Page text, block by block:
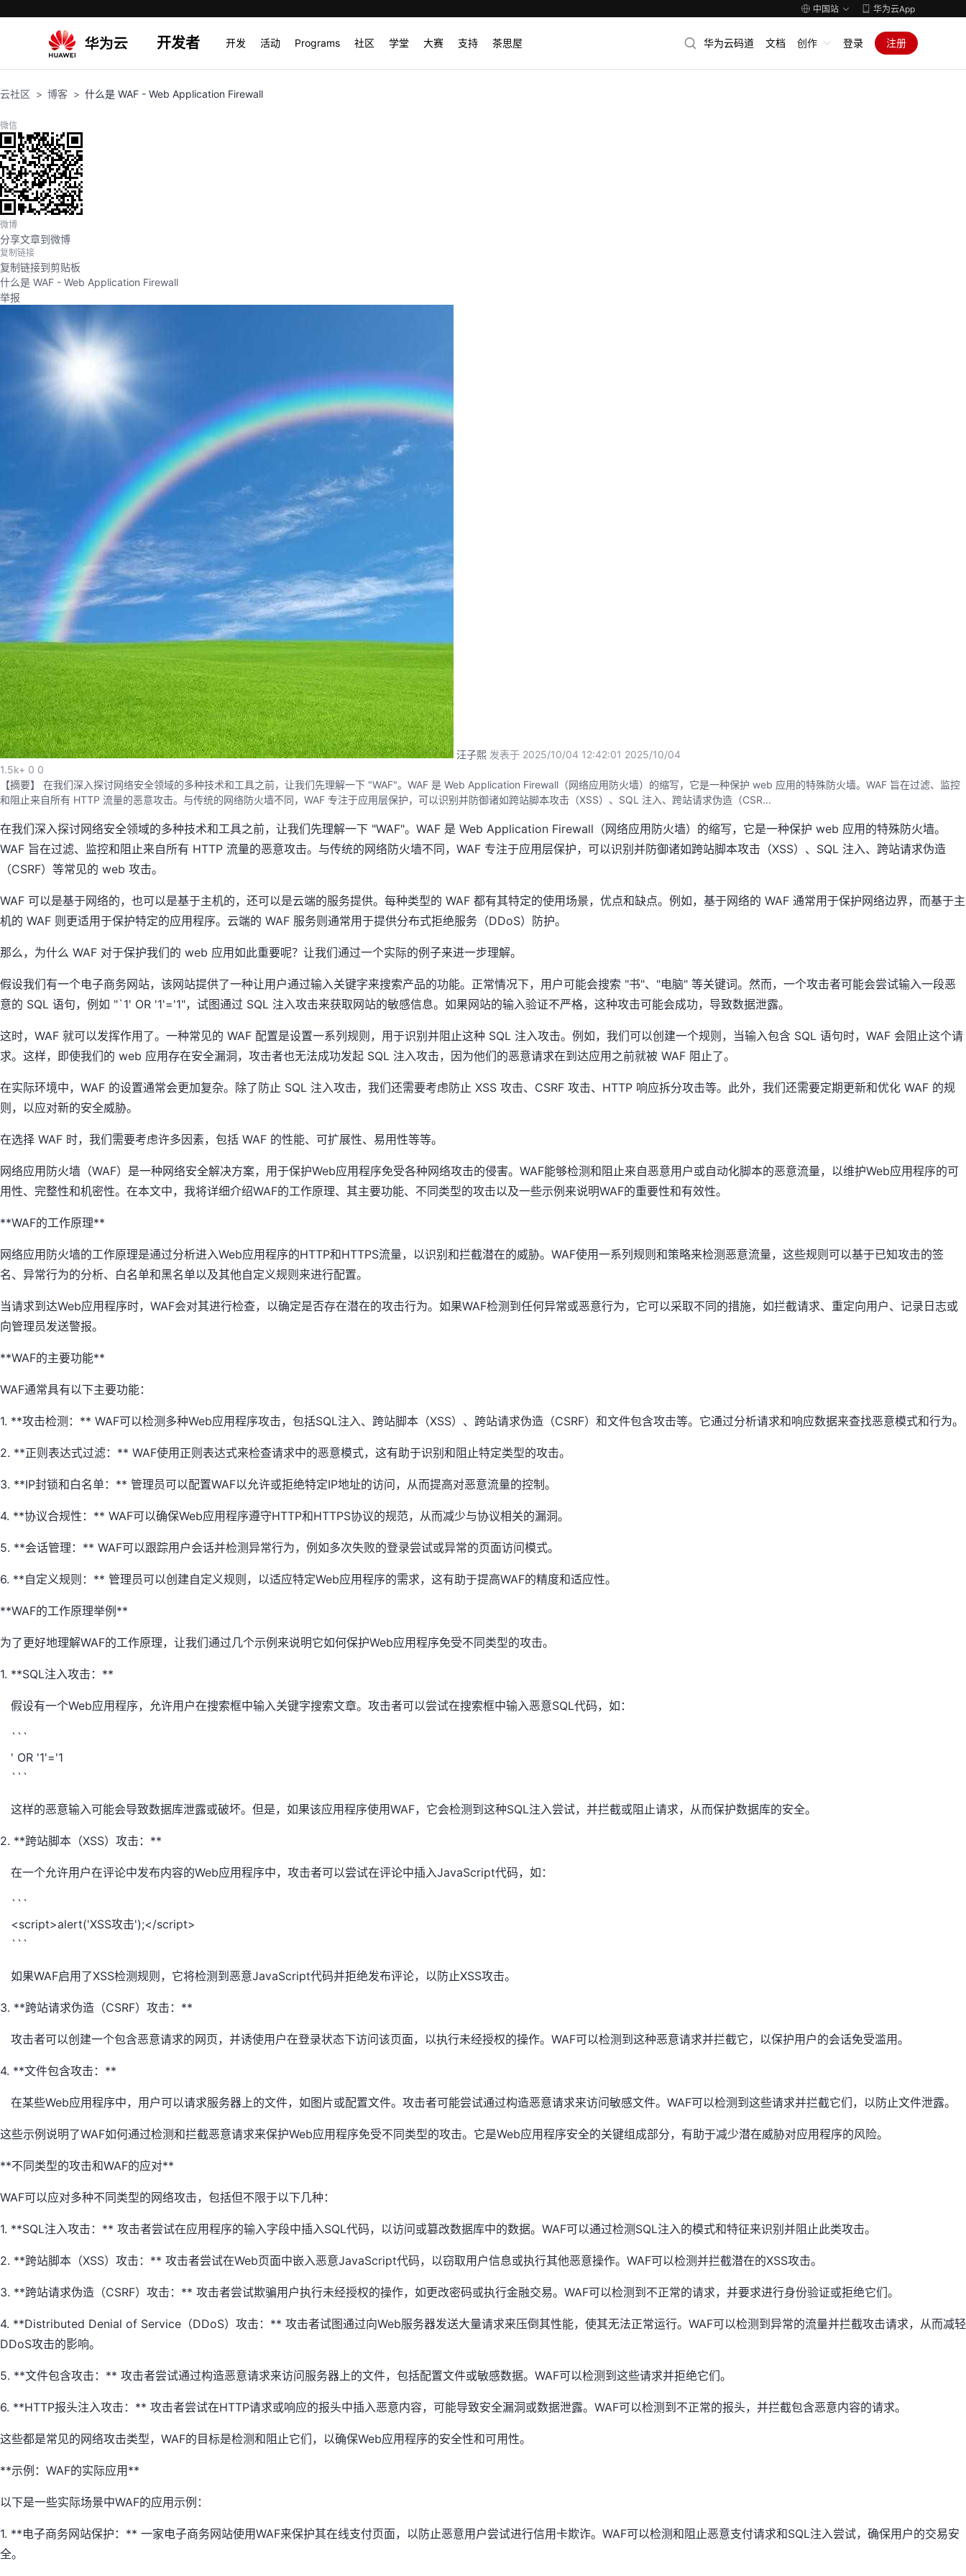
中国站 华为云App
开发者 开发 活动 Programs 社区 学堂 大赛 支持 茶思屋 华为云码道 文档 创作 登录 注册
云社区 博客 什么是 WAF - Web Application Firewall
微信
微博
分享文章到微博
复制链接
复制链接到剪贴板
什么是 WAF - Web Application Firewall
举报
汪子熙 发表于 2025/10/04 12:42:01 2025/10/04
1.5k+ 0 0
【摘要】 在我们深入探讨网络安全领域的多种技术和工具之前，让我们先理解一下 "WAF"。WAF 是 Web Application Firewall（网络应用防火墙）的缩写，它是一种保护 web 应用的特殊防火墙。WAF 旨在过滤、监控
和阻止来自所有 HTTP 流量的恶意攻击。与传统的网络防火墙不同，WAF 专注于应用层保护，可以识别并防御诸如跨站脚本攻击（XSS）、SQL 注入、跨站请求伪造（CSR...
在我们深入探讨网络安全领域的多种技术和工具之前，让我们先理解一下 "WAF"。WAF 是 Web Application Firewall（网络应用防火墙）的缩写，它是一种保护 web 应用的特殊防火墙。
WAF 旨在过滤、监控和阻止来自所有 HTTP 流量的恶意攻击。与传统的网络防火墙不同，WAF 专注于应用层保护，可以识别并防御诸如跨站脚本攻击（XSS）、SQL 注入、跨站请求伪造
（CSRF）等常见的 web 攻击。
WAF 可以是基于网络的，也可以是基于主机的，还可以是云端的服务提供。每种类型的 WAF 都有其特定的使用场景，优点和缺点。例如，基于网络的 WAF 通常用于保护网络边界，而基于主
机的 WAF 则更适用于保护特定的应用程序。云端的 WAF 服务则通常用于提供分布式拒绝服务（DDoS）防护。
那么，为什么 WAF 对于保护我们的 web 应用如此重要呢？让我们通过一个实际的例子来进一步理解。
假设我们有一个电子商务网站，该网站提供了一种让用户通过输入关键字来搜索产品的功能。正常情况下，用户可能会搜索 "书"、"电脑" 等关键词。然而，一个攻击者可能会尝试输入一段恶
意的 SQL 语句，例如 "`1' OR '1'='1"，试图通过 SQL 注入攻击来获取网站的敏感信息。如果网站的输入验证不严格，这种攻击可能会成功，导致数据泄露。
这时，WAF 就可以发挥作用了。一种常见的 WAF 配置是设置一系列规则，用于识别并阻止这种 SQL 注入攻击。例如，我们可以创建一个规则，当输入包含 SQL 语句时，WAF 会阻止这个请
求。这样，即使我们的 web 应用存在安全漏洞，攻击者也无法成功发起 SQL 注入攻击，因为他们的恶意请求在到达应用之前就被 WAF 阻止了。
在实际环境中，WAF 的设置通常会更加复杂。除了防止 SQL 注入攻击，我们还需要考虑防止 XSS 攻击、CSRF 攻击、HTTP 响应拆分攻击等。此外，我们还需要定期更新和优化 WAF 的规
则，以应对新的安全威胁。
在选择 WAF 时，我们需要考虑许多因素，包括 WAF 的性能、可扩展性、易用性等等。
网络应用防火墙（WAF）是一种网络安全解决方案，用于保护Web应用程序免受各种网络攻击的侵害。WAF能够检测和阻止来自恶意用户或自动化脚本的恶意流量，以维护Web应用程序的可
用性、完整性和机密性。在本文中，我将详细介绍WAF的工作原理、其主要功能、不同类型的攻击以及一些示例来说明WAF的重要性和有效性。
**WAF的工作原理**
网络应用防火墙的工作原理是通过分析进入Web应用程序的HTTP和HTTPS流量，以识别和拦截潜在的威胁。WAF使用一系列规则和策略来检测恶意流量，这些规则可以基于已知攻击的签
名、异常行为的分析、白名单和黑名单以及其他自定义规则来进行配置。
当请求到达Web应用程序时，WAF会对其进行检查，以确定是否存在潜在的攻击行为。如果WAF检测到任何异常或恶意行为，它可以采取不同的措施，如拦截请求、重定向用户、记录日志或
向管理员发送警报。
**WAF的主要功能**
WAF通常具有以下主要功能：
1. **攻击检测：** WAF可以检测多种Web应用程序攻击，包括SQL注入、跨站脚本（XSS）、跨站请求伪造（CSRF）和文件包含攻击等。它通过分析请求和响应数据来查找恶意模式和行为。
2. **正则表达式过滤：** WAF使用正则表达式来检查请求中的恶意模式，这有助于识别和阻止特定类型的攻击。
3. **IP封锁和白名单：** 管理员可以配置WAF以允许或拒绝特定IP地址的访问，从而提高对恶意流量的控制。
4. **协议合规性：** WAF可以确保Web应用程序遵守HTTP和HTTPS协议的规范，从而减少与协议相关的漏洞。
5. **会话管理：** WAF可以跟踪用户会话并检测异常行为，例如多次失败的登录尝试或异常的页面访问模式。
6. **自定义规则：** 管理员可以创建自定义规则，以适应特定Web应用程序的需求，这有助于提高WAF的精度和适应性。
**WAF的工作原理举例**
为了更好地理解WAF的工作原理，让我们通过几个示例来说明它如何保护Web应用程序免受不同类型的攻击。
1. **SQL注入攻击：**
假设有一个Web应用程序，允许用户在搜索框中输入关键字搜索文章。攻击者可以尝试在搜索框中输入恶意SQL代码，如：
```
' OR '1'='1
```
这样的恶意输入可能会导致数据库泄露或破坏。但是，如果该应用程序使用WAF，它会检测到这种SQL注入尝试，并拦截或阻止请求，从而保护数据库的安全。
2. **跨站脚本（XSS）攻击：**
在一个允许用户在评论中发布内容的Web应用程序中，攻击者可以尝试在评论中插入JavaScript代码，如：
```
<script>alert('XSS攻击');</script>
```
如果WAF启用了XSS检测规则，它将检测到恶意JavaScript代码并拒绝发布评论，以防止XSS攻击。
3. **跨站请求伪造（CSRF）攻击：**
攻击者可以创建一个包含恶意请求的网页，并诱使用户在登录状态下访问该页面，以执行未经授权的操作。WAF可以检测到这种恶意请求并拦截它，以保护用户的会话免受滥用。
4. **文件包含攻击：**
在某些Web应用程序中，用户可以请求服务器上的文件，如图片或配置文件。攻击者可能尝试通过构造恶意请求来访问敏感文件。WAF可以检测到这些请求并拦截它们，以防止文件泄露。
这些示例说明了WAF如何通过检测和拦截恶意请求来保护Web应用程序免受不同类型的攻击。它是Web应用程序安全的关键组成部分，有助于减少潜在威胁对应用程序的风险。
**不同类型的攻击和WAF的应对**
WAF可以应对多种不同类型的网络攻击，包括但不限于以下几种：
1. **SQL注入攻击：** 攻击者尝试在应用程序的输入字段中插入SQL代码，以访问或篡改数据库中的数据。WAF可以通过检测SQL注入的模式和特征来识别并阻止此类攻击。
2. **跨站脚本（XSS）攻击：** 攻击者尝试在Web页面中嵌入恶意JavaScript代码，以窃取用户信息或执行其他恶意操作。WAF可以检测并拦截潜在的XSS攻击。
3. **跨站请求伪造（CSRF）攻击：** 攻击者尝试欺骗用户执行未经授权的操作，如更改密码或执行金融交易。WAF可以检测到不正常的请求，并要求进行身份验证或拒绝它们。
4. **Distributed Denial of Service（DDoS）攻击：** 攻击者试图通过向Web服务器发送大量请求来压倒其性能，使其无法正常运行。WAF可以检测到异常的流量并拦截攻击请求，从而减轻
DDoS攻击的影响。
5. **文件包含攻击：** 攻击者尝试通过构造恶意请求来访问服务器上的文件，包括配置文件或敏感数据。WAF可以检测到这些请求并拒绝它们。
6. **HTTP报头注入攻击：** 攻击者尝试在HTTP请求或响应的报头中插入恶意内容，可能导致安全漏洞或数据泄露。WAF可以检测到不正常的报头，并拦截包含恶意内容的请求。
这些都是常见的网络攻击类型，WAF的目标是检测和阻止它们，以确保Web应用程序的安全性和可用性。
**示例：WAF的实际应用**
以下是一些实际场景中WAF的应用示例：
1. **电子商务网站保护：** 一家电子商务网站使用WAF来保护其在线支付页面，以防止恶意用户尝试进行信用卡欺诈。WAF可以检测和阻止恶意支付请求和SQL注入尝试，确保用户的交易安
全。